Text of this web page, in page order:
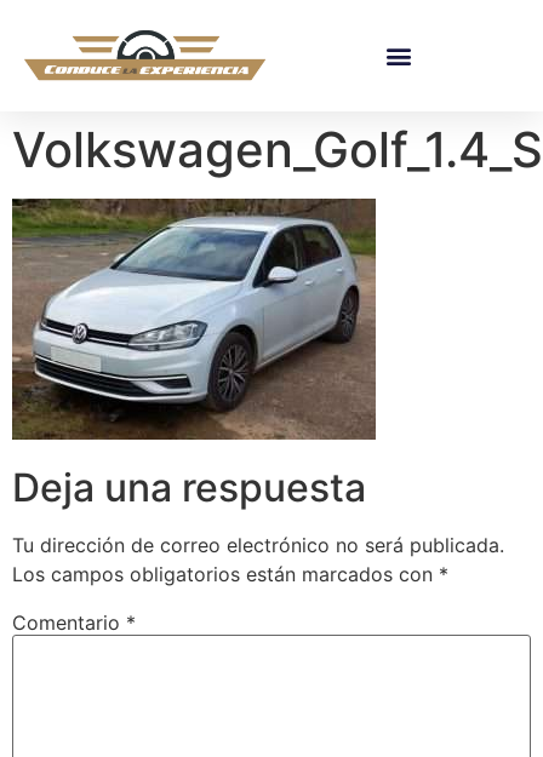
Deja una respuesta
Tu dirección de correo electrónico no será publicada.
Los campos obligatorios están marcados con *
Comentario *